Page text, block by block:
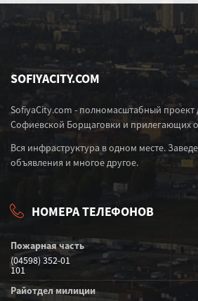
SOFIYACITY.COM
SofiyaCity.com - полномасштабный проект
Софиевской Борщаговки и прилегающих
Вся инфраструктура в одном месте.
объявления и многое другое.
НОМЕРА ТЕЛЕФОНОВ
Пожарная часть
(04598) 352-01
101
Райотдел милиции